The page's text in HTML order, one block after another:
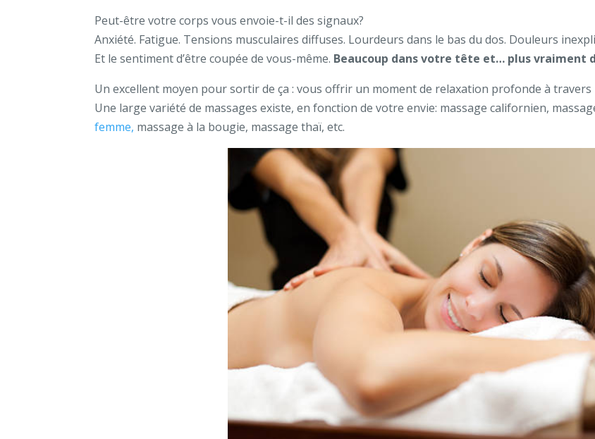
Peut-être votre corps vous envoie-t-il des signaux?
Anxiété. Fatigue. Tensions musculaires diffuses. Lourdeurs dans le bas du dos. Douleurs
Et le sentiment d’être coupée de vous-même. Beaucoup dans votre tête et… plus vraiment
Un excellent moyen pour sortir de ça : vous offrir un moment de relaxation profonde à travers
Une large variété de massages existe, en fonction de votre envie: massage californien,
femme, massage à la bougie, massage thaï, etc.